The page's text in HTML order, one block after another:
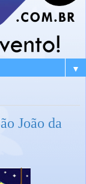
▼
João da